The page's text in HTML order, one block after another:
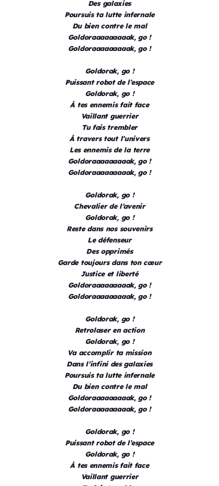
Des galaxies
Poursuis ta lutte infernale
Du bien contre le mal
Goldoraaaaaaaaak, go !
Goldoraaaaaaaaak, go !
Goldorak, go !
Puissant robot de l’espace
Goldorak, go !
À tes ennemis fait face
Vaillant guerrier
Tu fais trembler
À travers tout l’univers
Les ennemis de la terre
Goldoraaaaaaaaak, go !
Goldoraaaaaaaaak, go !
Goldorak, go !
Chevalier de l’avenir
Goldorak, go !
Reste dans nos souvenirs
Le défenseur
Des opprimés
Garde toujours dans ton cœur
Justice et liberté
Goldoraaaaaaaaak, go !
Goldoraaaaaaaaak, go !
Goldorak, go !
Retrolaser en action
Goldorak, go !
Va accomplir ta mission
Dans l’infini des galaxies
Poursuis ta lutte infernale
Du bien contre le mal
Goldoraaaaaaaaak, go !
Goldoraaaaaaaaak, go !
Goldorak, go !
Puissant robot de l’espace
Goldorak, go !
À tes ennemis fait face
Vaillant guerrier